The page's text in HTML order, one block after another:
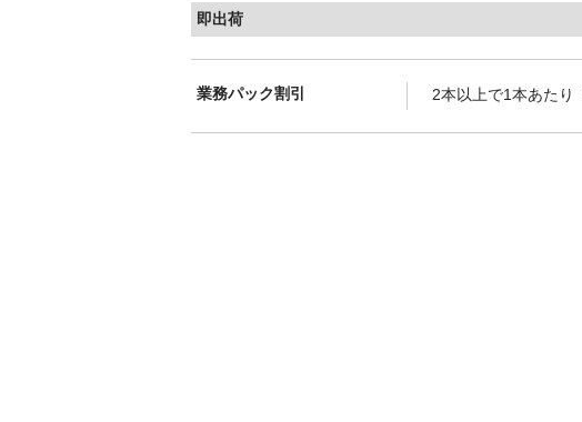
即出荷
業務パック割引 2本以上で1本あたり